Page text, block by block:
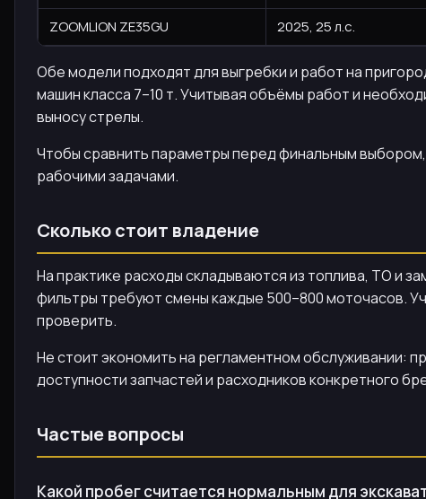
ZOOMLION ZE35GU
2025, 25 л.с.
Обе модели подходят для выгребки и работ на
машин класса 7–10 т. Учитывая объёмы работ и
выносу стрелы.
Чтобы сравнить параметры перед финальным
рабочими задачами.
Сколько стоит владение
На практике расходы складываются из топлива, ТО и
фильтры требуют смены каждые 500–800 моточасов.
проверить.
Не стоит экономить на регламентном обслуживании:
доступности запчастей и расходников конкретного
Частые вопросы
Какой пробег считается нормальным для